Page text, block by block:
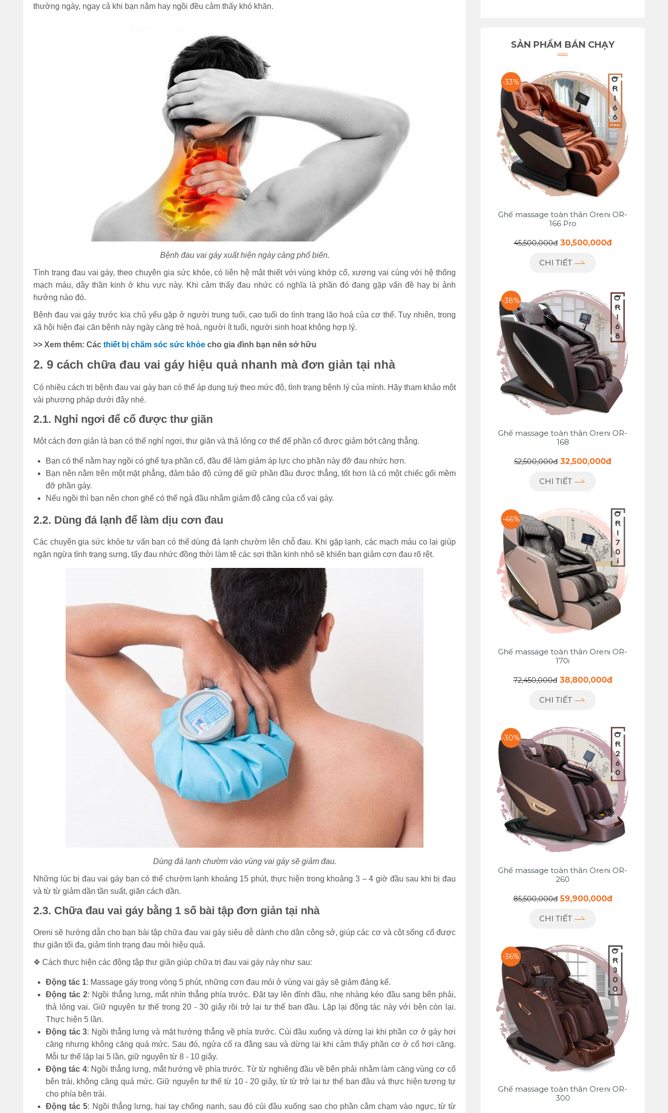
thường ngày, ngay cả khi bạn nằm hay ngồi đều cảm thấy khó khăn.
Bệnh đau vai gáy xuất hiện ngày càng phổ biến.
Tình trạng đau vai gáy, theo chuyên gia sức khỏe, có liên hệ mật thiết với vùng khớp cổ, xương vai cùng với hệ thống
mạch máu, dây thần kinh ở khu vực này. Khi cảm thấy đau nhức có nghĩa là phần đó đang gặp vấn đề hay bị ảnh
hưởng nào đó.
Bệnh đau vai gáy trước kia chủ yếu gặp ở người trung tuổi, cao tuổi do tình trạng lão hoá của cơ thể. Tuy nhiên, trong
xã hội hiện đại căn bệnh này ngày càng trẻ hoá, người ít tuổi, người sinh hoạt không hợp lý.
>> Xem thêm: Các thiết bị chăm sóc sức khỏe cho gia đình bạn nên sở hữu
2. 9 cách chữa đau vai gáy hiệu quả nhanh mà đơn giản tại nhà
Có nhiều cách trị bệnh đau vai gáy bạn có thể áp dụng tuỳ theo mức độ, tình trạng bệnh lý của mình. Hãy tham khảo một
vài phương pháp dưới đây nhé.
2.1. Nghỉ ngơi để cổ được thư giãn
Một cách đơn giản là bạn có thể nghỉ ngơi, thư giãn và thả lỏng cơ thể để phần cổ được giảm bớt căng thẳng.
Bạn có thể nằm hay ngồi có ghế tựa phần cổ, đầu để làm giảm áp lực cho phần này đỡ đau nhức hơn.
Bạn nên nằm trên một mặt phẳng, đảm bảo độ cứng để giữ phần đầu được thẳng, tốt hơn là có một chiếc gối mềm
đỡ phần gáy.
Nếu ngồi thì bạn nên chọn ghế có thể ngả đầu nhằm giảm độ căng của cổ vai gáy.
2.2. Dùng đá lạnh để làm dịu cơn đau
Các chuyên gia sức khỏe tư vấn bạn có thể dùng đá lạnh chườm lên chỗ đau. Khi gặp lạnh, các mạch máu co lại giúp
ngăn ngừa tình trạng sưng, tấy đau nhức đồng thời làm tê các sợi thần kinh nhỏ sẽ khiến bạn giảm cơn đau rõ rệt.
Dùng đá lạnh chườm vào vùng vai gáy sẽ giảm đau.
Những lúc bị đau vai gáy bạn có thể chườm lạnh khoảng 15 phút, thực hiện trong khoảng 3 – 4 giờ đầu sau khi bị đau
và từ từ giảm dần tần suất, giãn cách dần.
2.3. Chữa đau vai gáy bằng 1 số bài tập đơn giản tại nhà
Oreni sẽ hướng dẫn cho bạn bài tập chữa đau vai gáy siêu dễ dành cho dân công sở, giúp các cơ và cột sống cổ được
thư giãn tối đa, giảm tình trạng đau mỏi hiệu quả.
❖ Cách thực hiện các động tập thư giãn giúp chữa trị đau vai gáy này như sau:
Động tác 1: Massage gáy trong vòng 5 phút, những cơn đau mỏi ở vùng vai gáy sẽ giảm đáng kể.
Động tác 2: Ngồi thẳng lưng, mắt nhìn thẳng phía trước. Đặt tay lên đỉnh đầu, nhẹ nhàng kéo đầu sang bên phải,
thả lỏng vai. Giữ nguyên tư thế trong 20 - 30 giây rồi trở lại tư thế ban đầu. Lặp lại động tác này với bên còn lại.
Thực hiện 5 lần.
Động tác 3: Ngồi thẳng lưng và mặt hướng thẳng về phía trước. Cúi đầu xuống và dừng lại khi phần cơ ở gáy hơi
căng nhưng không căng quá mức. Sau đó, ngửa cổ ra đằng sau và dừng lại khi cảm thấy phần cơ ở cổ hơi căng.
Mỗi tư thế lặp lại 5 lần, giữ nguyên từ 8 - 10 giây.
Động tác 4: Ngồi thẳng lưng, mắt hướng về phía trước. Từ từ nghiêng đầu về bên phải nhằm làm căng vùng cơ cổ
bên trái, không căng quá mức. Giữ nguyên tư thế từ 10 - 20 giây, từ từ trở lại tư thế ban đầu và thực hiện tương tự
cho phía bên trái.
Động tác 5: Ngồi thẳng lưng, hai tay chống nạnh, sau đó cúi đầu xuống sao cho phần cằm chạm vào ngực, từ từ
SẢN PHẨM BÁN CHẠY
-33%
Ghế massage toàn thân Oreni OR-
166 Pro
45,500,000đ 30,500,000đ
CHI TIẾT
-38%
Ghế massage toàn thân Oreni OR-
168
52,500,000đ 32,500,000đ
CHI TIẾT
-46%
Ghế massage toàn thân Oreni OR-
170i
72,450,000đ 38,800,000đ
CHI TIẾT
-30%
Ghế massage toàn thân Oreni OR-
260
85,500,000đ 59,900,000đ
CHI TIẾT
-36%
Ghế massage toàn thân Oreni OR-
300